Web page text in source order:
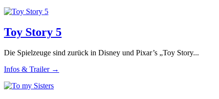
Toy Story 5
Die Spielzeuge sind zurück in Disney und Pixar’s „Toy Story...
Infos & Trailer →